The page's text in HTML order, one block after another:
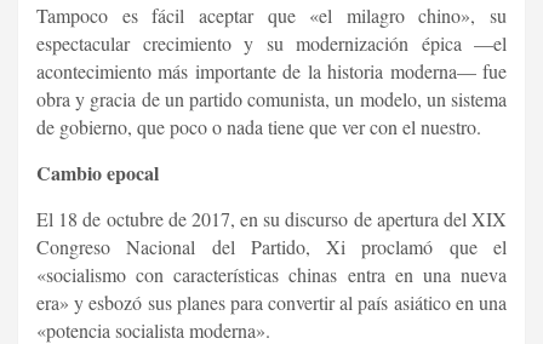
Tampoco es fácil aceptar que «el milagro chino», su
espectacular crecimiento y su modernización épica —el
acontecimiento más importante de la historia moderna— fue
obra y gracia de un partido comunista, un modelo, un sistema
de gobierno, que poco o nada tiene que ver con el nuestro.
Cambio epocal
El 18 de octubre de 2017, en su discurso de apertura del XIX
Congreso Nacional del Partido, Xi proclamó que el
«socialismo con características chinas entra en una nueva
era» y esbozó sus planes para convertir al país asiático en una
«potencia socialista moderna».